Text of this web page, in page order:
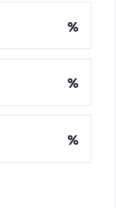
%
%
%